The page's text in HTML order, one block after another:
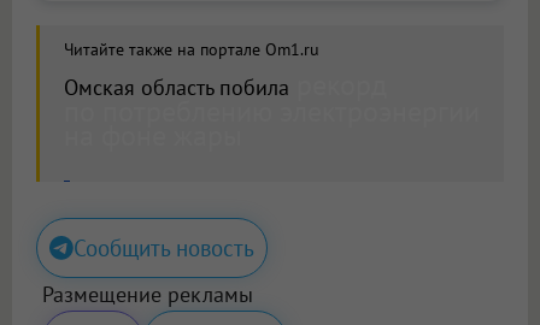
Читайте также на портале Om1.ru
Омская область побила
Сообщить новость
Размещение рекламы